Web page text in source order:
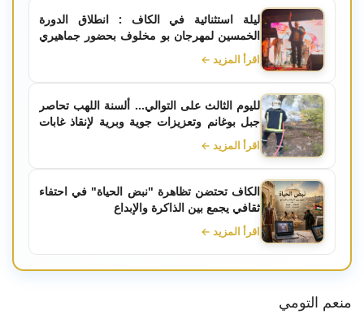
ليلة استثنائية في الكاف : انطلاق الدورة
الخمسين لمهرجان بو مخلوف بحضور جماهيري
كبير
اقرأ المزيد ←
لليوم الثالث على التوالي... ألسنة اللهب تحاصر
جبل بوغانم وتعزيزات جوية وبرية لإنقاذ غابات
الكاف
اقرأ المزيد ←
الكاف تحتضن تظاهرة "نبض الحياة" في احتفاء
ثقافي يجمع بين الذاكرة والإبداع
اقرأ المزيد ←
منعم التومي